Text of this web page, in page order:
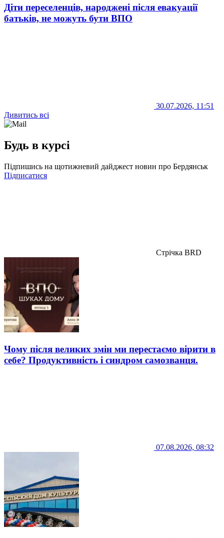
Діти переселенців, народжені після евакуації
батьків, не можуть бути ВПО
30.07.2026, 11:51
Дивитись всі
Будь в курсі
Підпишись на щотижневий дайджест новин про Бердянськ
Підписатися
Стрічка BRD
Чому після великих змін ми перестаємо вірити в
себе? Продуктивність і синдром самозванця.
07.08.2026, 08:32